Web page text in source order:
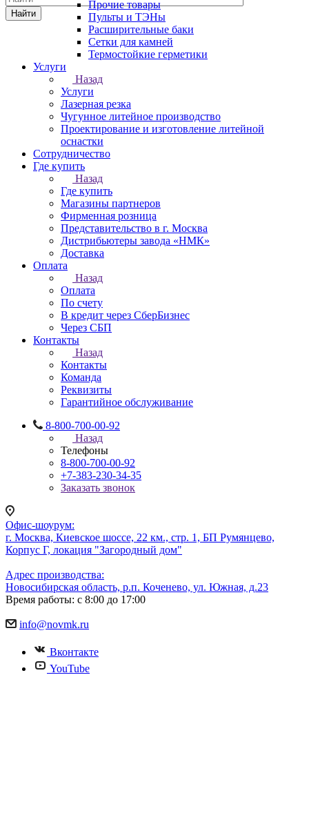
Прочие товары
Пульты и ТЭНы
Расширительные баки
Сетки для камней
Термостойкие герметики
Услуги
Назад
Услуги
Лазерная резка
Чугунное литейное производство
Проектирование и изготовление литейной
оснастки
Сотрудничество
Где купить
Назад
Где купить
Магазины партнеров
Фирменная розница
Представительство в г. Москва
Дистрибьютеры завода «НМК»
Доставка
Оплата
Назад
Оплата
По счету
В кредит через СберБизнес
Через СБП
Контакты
Назад
Контакты
Команда
Реквизиты
Гарантийное обслуживание
8-800-700-00-92
Назад
Телефоны
8-800-700-00-92
+7-383-230-34-35
Заказать звонок
Офис-шоурум:
г. Москва, Киевское шоссе, 22 км., стр. 1, БП Румянцево,
Корпус Г, локация "Загородный дом"
Адрес производства:
Новосибирская область, р.п. Коченево, ул. Южная, д.23
Время работы: с 8:00 до 17:00
info@novmk.ru
Вконтакте
YouTube
Найти